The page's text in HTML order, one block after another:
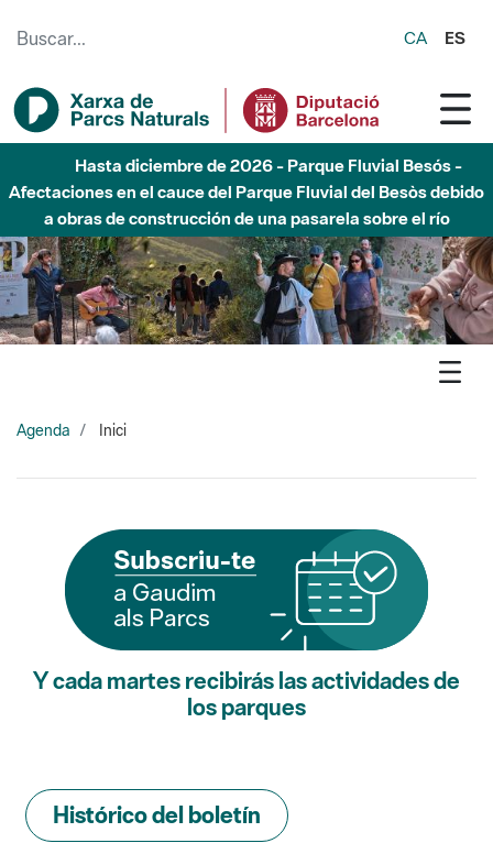
CA ES
Hasta diciembre de 2026 - Parque Fluvial Besós -
Afectaciones en el cauce del Parque Fluvial del Besòs debido
a obras de construcción de una pasarela sobre el río
Agenda Inici
Y cada martes recibirás las actividades de
los parques
Histórico del boletín